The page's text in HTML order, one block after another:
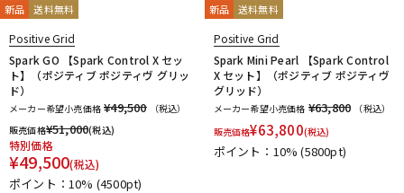
新品 送料無料
Positive Grid
Spark GO 【Spark Control X セッ
ト】（ポジティブ ポジティヴ グリッ
ド）
メーカー希望小売価格 ¥49,500
（税込）
販売価格¥51,000(税込)
特別価格
¥49,500(税込)
ポイント：10% (4500pt)
新品 送料無料
Positive Grid
Spark Mini Pearl 【Spark Control
X セット】（ポジティブ ポジティヴ
グリッド）
メーカー希望小売価格 ¥63,800
（税込）
販売価格¥63,800(税込)
ポイント：10%(5800pt)